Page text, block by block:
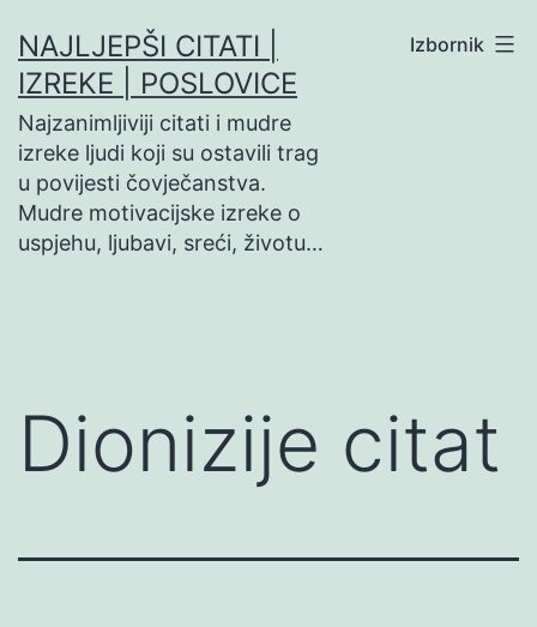
na
sadržaj
NAJLJEPŠI CITATI |
IZREKE | POSLOVICE
Najzanimljiviji citati i mudre
izreke ljudi koji su ostavili trag
u povijesti čovječanstva.
Mudre motivacijske izreke o
uspjehu, ljubavi, sreći, životu…
Izbornik
Dionizije citat